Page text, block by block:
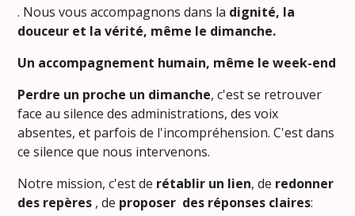
. Nous vous accompagnons dans la dignité, la
douceur et la vérité, même le dimanche.
Un accompagnement humain, même le week-end
Perdre un proche un dimanche, c'est se retrouver
face au silence des administrations, des voix
absentes, et parfois de l'incompréhension. C'est dans
ce silence que nous intervenons.
Notre mission, c'est de rétablir un lien, de redonner
des repères , de proposer des réponses claires: